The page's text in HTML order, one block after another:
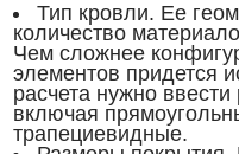
Тип кровли. Ее
количество
Чем сложнее
элементов придется
расчета нужно
включая
трапециевидные.